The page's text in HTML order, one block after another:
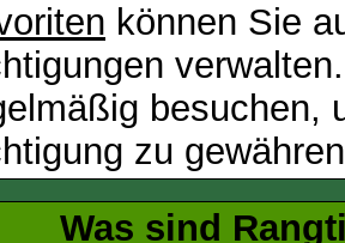
können Sie
besuchen,
zu
Was sind